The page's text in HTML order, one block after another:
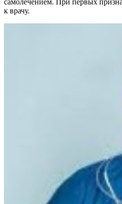
самолечением. При первых
к врачу.